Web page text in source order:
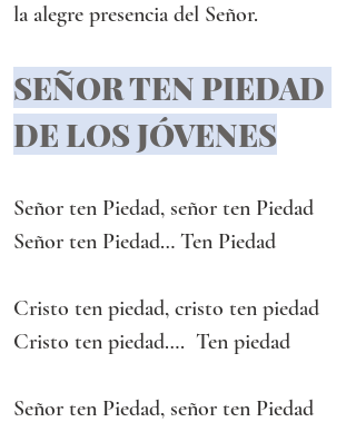
la alegre presencia del Señor.
SEÑOR TEN PIEDAD
DE LOS JÓVENES
Señor ten Piedad, señor ten Piedad
Señor ten Piedad… Ten Piedad
Cristo ten piedad, cristo ten piedad
Cristo ten piedad….  Ten piedad
Señor ten Piedad, señor ten Piedad